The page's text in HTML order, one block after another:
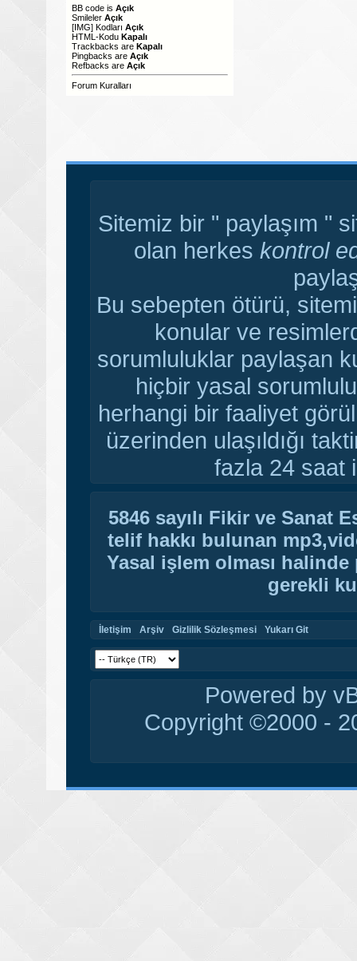
BB code is Açık
Smileler Açık
[IMG] Kodları Açık
HTML-Kodu Kapalı
Trackbacks are Kapalı
Pingbacks are Açık
Refbacks are Açık
Forum Kuralları
Sitemiz bir " paylaşım "
olan herkes kontrol
Bu sebepten ötürü,
konular ve
sorumluluklar paylaşan
hiçbir yasal
herhangi bir faaliyet
üzerinden ulaşıldığı
fazla 24 saat
5846 sayılı Fikir ve Sanat
telif hakkı bulunan
Yasal işlem olması
gerekli
İletişim Arşiv Gizlilik Sözleşmesi Yukarı Git
Powered by
Copyright ©2000 -